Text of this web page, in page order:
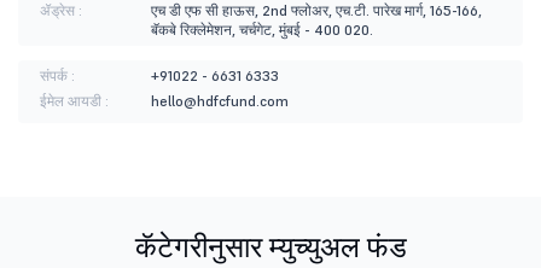
ॲड्रेस :
एच डी एफ सी हाऊस, 2nd फ्लोअर, एच.टी. पारेख मार्ग, 165-166,
बॅकबे रिक्लेमेशन, चर्चगेट, मुंबई - 400 020.
संपर्क :
+91022 - 6631 6333
ईमेल आयडी :
hello@hdfcfund.com
कॅटेगरीनुसार म्युच्युअल फंड